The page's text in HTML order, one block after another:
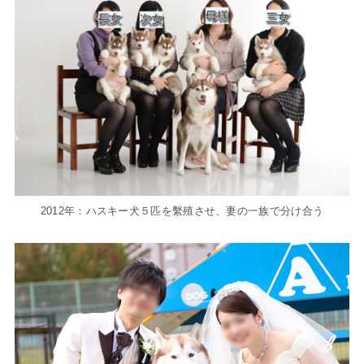
2012年：ハスキー犬５匹を繫殖させ、妻の一族で分け合う